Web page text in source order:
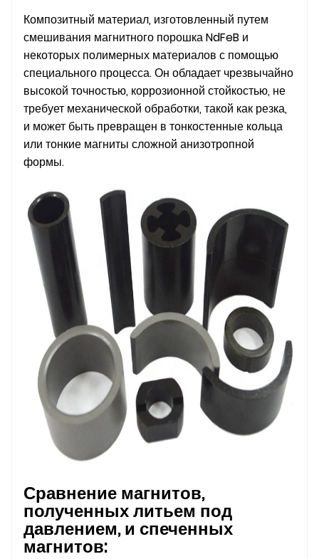
Композитный материал, изготовленный путем
смешивания магнитного порошка NdFeB и
некоторых полимерных материалов с помощью
специального процесса. Он обладает чрезвычайно
высокой точностью, коррозионной стойкостью, не
требует механической обработки, такой как резка,
и может быть превращен в тонкостенные кольца
или тонкие магниты сложной анизотропной
формы.
Сравнение магнитов,
полученных литьем под
давлением, и спеченных
магнитов: